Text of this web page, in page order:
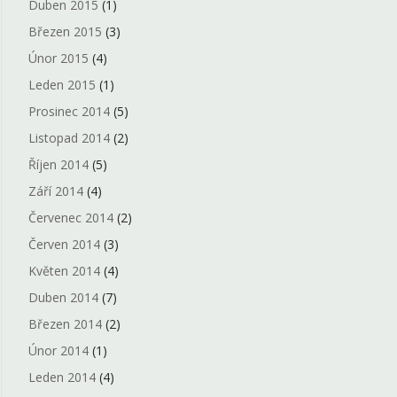
Duben 2015 (1)
Březen 2015 (3)
Únor 2015 (4)
Leden 2015 (1)
Prosinec 2014(5)
Listopad 2014(2)
Říjen 2014(5)
Září 2014(4)
Červenec 2014(2)
Červen 2014(3)
Květen 2014(4)
Duben 2014(7)
Březen 2014(2)
Únor 2014(1)
Leden 2014(4)